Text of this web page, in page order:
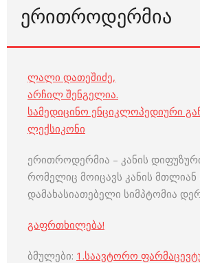
ᲔᲠᲘᲗᲠᲝᲓᲔᲠᲛᲘᲐ
ლალი დათეშიძე,
არჩილ შენგელია.
სამედიცინო ენციკლოპედიური
ლექსიკონი
ერითროდერმია – კანის
რომელიც მოიცავს კანის
დამახასიათებელი სიმპტომია
გაფრთხილება!
ბმულები: 1.საავტორო